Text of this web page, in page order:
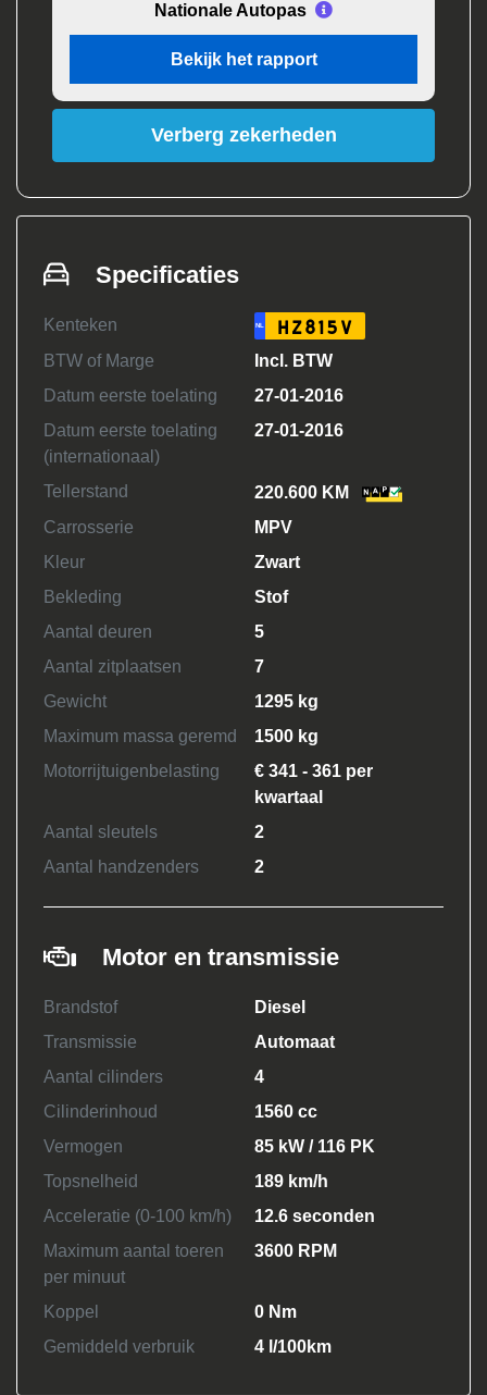
Nationale Autopas
Bekijk het rapport
Verberg zekerheden
Specificaties
Kenteken NL HZ815V
BTW of Marge
Incl. BTW
Datum eerste toelating
27-01-2016
Datum eerste toelating
(internationaal)
27-01-2016
Tellerstand
220.600 KM
Carrosserie
MPV
Kleur
Zwart
Bekleding
Stof
Aantal deuren
5
Aantal zitplaatsen
7
Gewicht
1295 kg
Maximum massa geremd
1500 kg
Motorrijtuigenbelasting
€ 341 - 361 per
kwartaal
Aantal sleutels
2
Aantal handzenders
2
Motor en transmissie
Brandstof
Diesel
Transmissie
Automaat
Aantal cilinders
4
Cilinderinhoud
1560 cc
Vermogen
85 kW / 116 PK
Topsnelheid
189 km/h
Acceleratie (0-100 km/h)
12.6 seconden
Maximum aantal toeren
per minuut
3600 RPM
Koppel
0 Nm
Gemiddeld verbruik
4 l/100km